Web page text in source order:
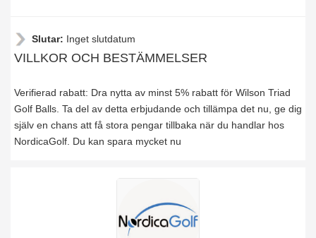
Slutar: Inget slutdatum
VILLKOR OCH BESTÄMMELSER
Verifierad rabatt: Dra nytta av minst 5% rabatt för Wilson Triad
Golf Balls. Ta del av detta erbjudande och tillämpa det nu, ge dig
själv en chans att få stora pengar tillbaka när du handlar hos
NordicaGolf. Du kan spara mycket nu